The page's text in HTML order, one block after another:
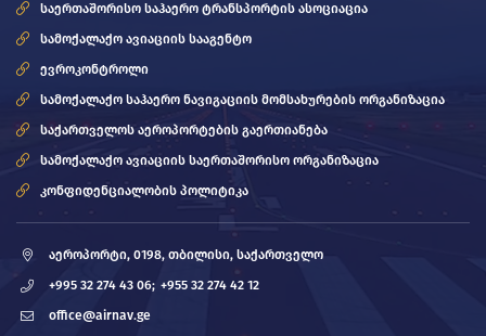
საერთაშორისო საჰაერო ტრანსპორტის ასოციაცია
სამოქალაქო ავიაციის სააგენტო
ევროკონტროლი
სამოქალაქო საჰაერო ნავიგაციის მომსახურების ორგანიზაცია
საქართველოს აეროპორტების გაერთიანება
სამოქალაქო ავიაციის საერთაშორისო ორგანიზაცია
კონფიდენციალობის პოლიტიკა
აეროპორტი, 0198, თბილისი, საქართველო
+995 32 274 43 06; +955 32 274 42 12
office@airnav.ge